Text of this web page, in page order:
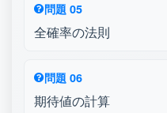
問題 05
全確率の法則
問題 06
期待値の計算